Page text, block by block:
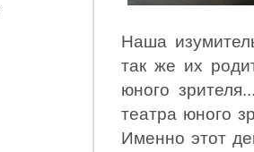
Наша
так же их
юного
театра юного
Именно этот